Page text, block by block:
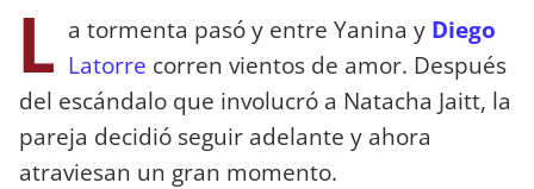
L a tormenta pasó y entre Yanina y Diego
Latorre corren vientos de amor. Después
del escándalo que involucró a Natacha Jaitt, la
pareja decidió seguir adelante y ahora
atraviesan un gran momento.